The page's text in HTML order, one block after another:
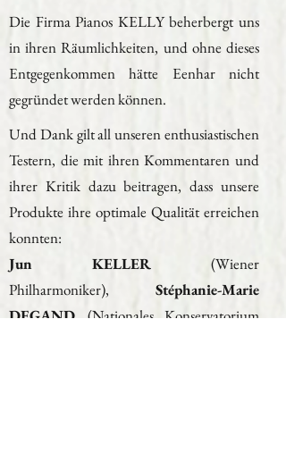
Die Firma Pianos KELLY beherbergt uns
in ihren Räumlichkeiten, und ohne dieses
Entgegenkommen hätte Eenhar nicht
gegründet werden können.
Und Dank gilt all unseren enthusiastischen
Testern, die mit ihren Kommentaren und
ihrer Kritik dazu beitragen, dass unsere
Produkte ihre optimale Qualität erreichen
konnten:
Jun KELLER (Wiener
Philharmoniker), Stéphanie-Marie
DEGAND (Nationales Konservatorium